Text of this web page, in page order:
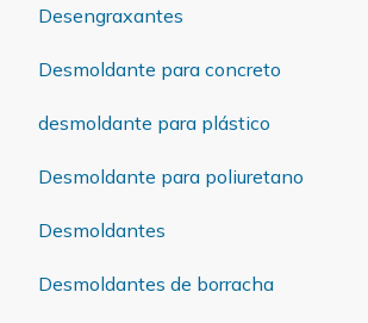
Desengraxantes
Desmoldante para concreto
desmoldante para plástico
Desmoldante para poliuretano
Desmoldantes
Desmoldantes de borracha